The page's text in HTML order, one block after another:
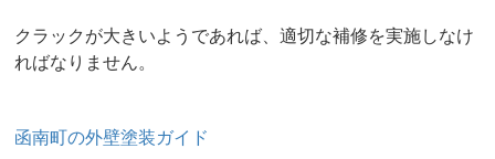
クラックが大きいようであれば、適切な補修を実施しなけ
ればなりません。
函南町の外壁塗装ガイド